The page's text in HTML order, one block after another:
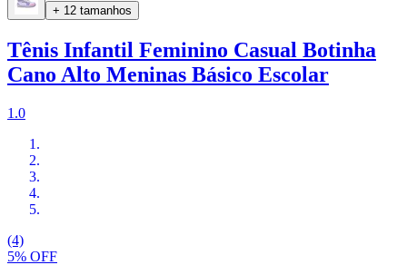
+ 12 tamanhos
Tênis Infantil Feminino Casual Botinha
Cano Alto Meninas Básico Escolar
1.0
(4)
5% OFF